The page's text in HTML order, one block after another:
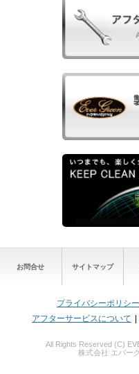
お問合せ サイトマップ
プライバシーポリシー
アフターサービスについて
All Rights Reserved (C)
株式会社 エバー